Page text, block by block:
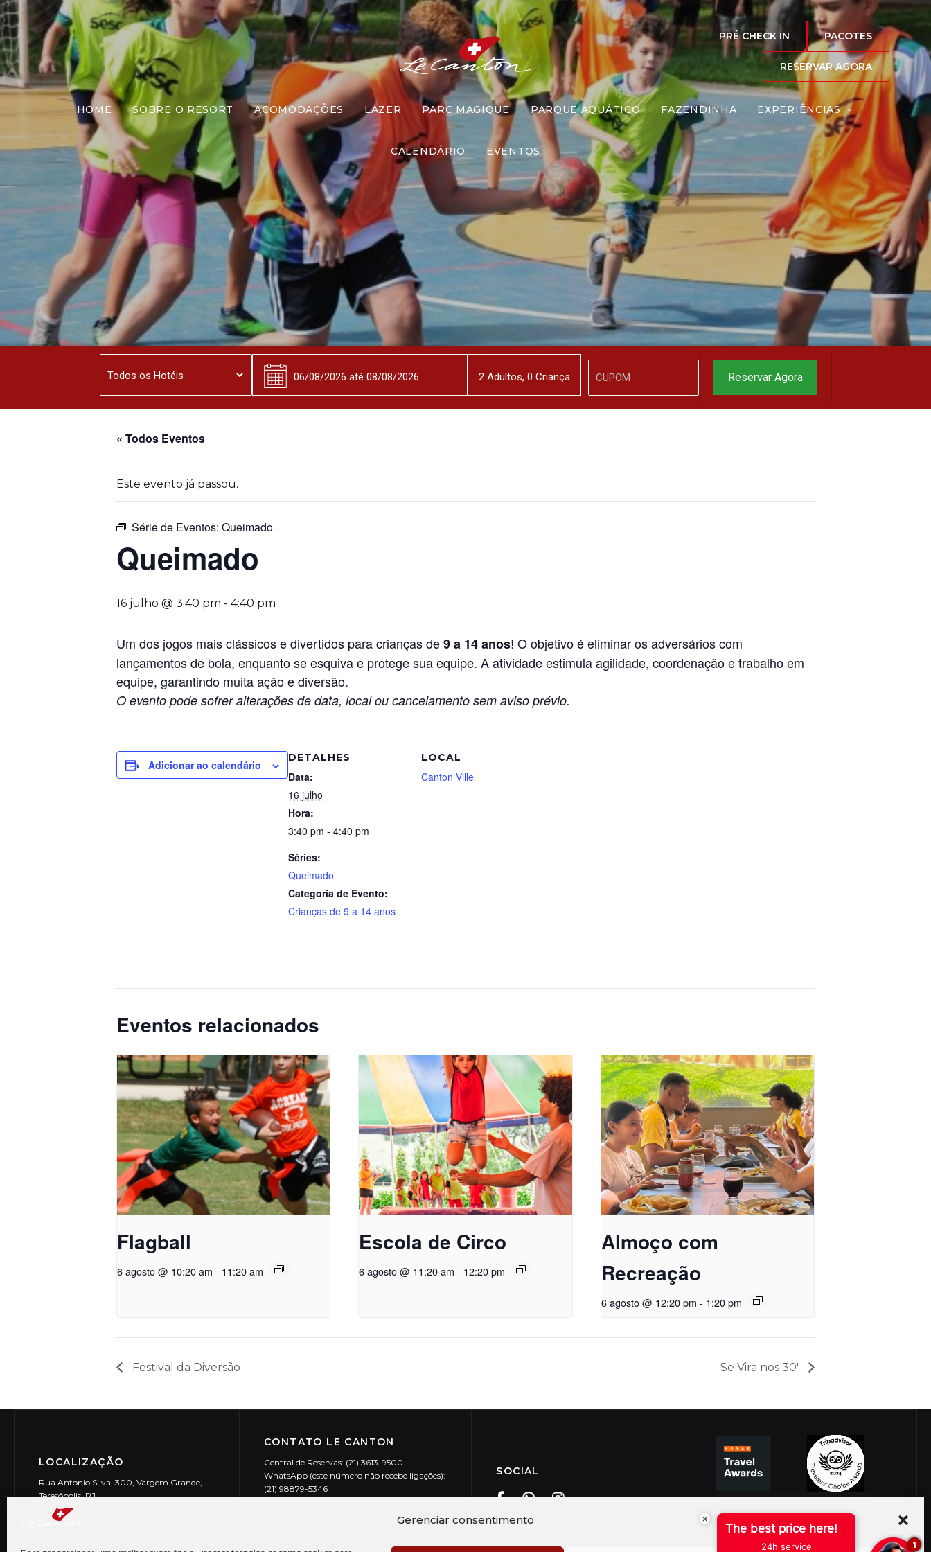
Gerenciar consentimento
PRÉ CHECK IN PACOTES
RESERVAR AGORA
HOME SOBRE O RESORT ACOMODAÇÕES LAZER PARC MAGIQUE PARQUE AQUÁTICO FAZENDINHA EXPERIÊNCIAS
CALENDÁRIO EVENTOS
Queimado
« Todos Eventos
Este evento já passou.
Série de Eventos: Queimado
Queimado
16 julho @ 3:40 pm - 4:40 pm
Um dos jogos mais clássicos e divertidos para crianças de9 a 14 anos! O objetivo é eliminar os adversários com
lançamentos de bola, enquanto se esquiva e protege sua equipe. A atividade estimula agilidade, coordenação e trabalho em
equipe, garantindo muita ação e diversão.
O evento pode sofrer alterações de data, local ou cancelamento sem aviso prévio.
Adicionar ao calendário
DETALHES
Data:
16 julho
Hora:
3:40 pm - 4:40 pm
Séries:
Queimado
Categoria de Evento:
Crianças de 9 a 14 anos
LOCAL
Canton Ville
Eventos relacionados
Flagball
6 agosto @ 10:20 am - 11:20 am
Escola de Circo
6 agosto @ 11:20 am - 12:20 pm
Almoço com
Recreação
6 agosto @ 12:20 pm - 1:20 pm
Festival da Diversão Se Vira nos 30′
LOCALIZAÇÃO
Rua Antonio Silva, 300, Vargem Grande,
Teresópolis, RJ
CEP: 25990-150
CONTATO LE CANTON
Central de Reservas: (21) 3613-9500
WhatsApp (este número não recebe ligações):
(21) 98879-5346
SOCIAL
2Adultos, 0 Criança
Reserve agora, com
o melhor preço
garantido
▼
Reservar Agora
×
The best price here!
24h service 1